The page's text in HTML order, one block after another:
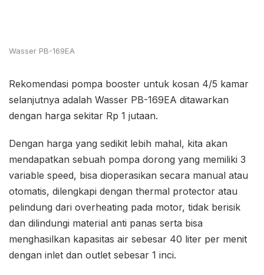
Wasser PB-169EA
Rekomendasi pompa booster untuk kosan 4/5 kamar
selanjutnya adalah Wasser PB-169EA ditawarkan
dengan harga sekitar Rp 1 jutaan.
Dengan harga yang sedikit lebih mahal, kita akan
mendapatkan sebuah pompa dorong yang memiliki 3
variable speed, bisa dioperasikan secara manual atau
otomatis, dilengkapi dengan thermal protector atau
pelindung dari overheating pada motor, tidak berisik
dan dilindungi material anti panas serta bisa
menghasilkan kapasitas air sebesar 40 liter per menit
dengan inlet dan outlet sebesar 1 inci.